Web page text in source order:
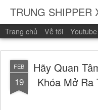
TRUNG SHIPPER
Trang chủ Về tôi Youtube
FEB
19
Hãy Quan
Khóa Mở Ra